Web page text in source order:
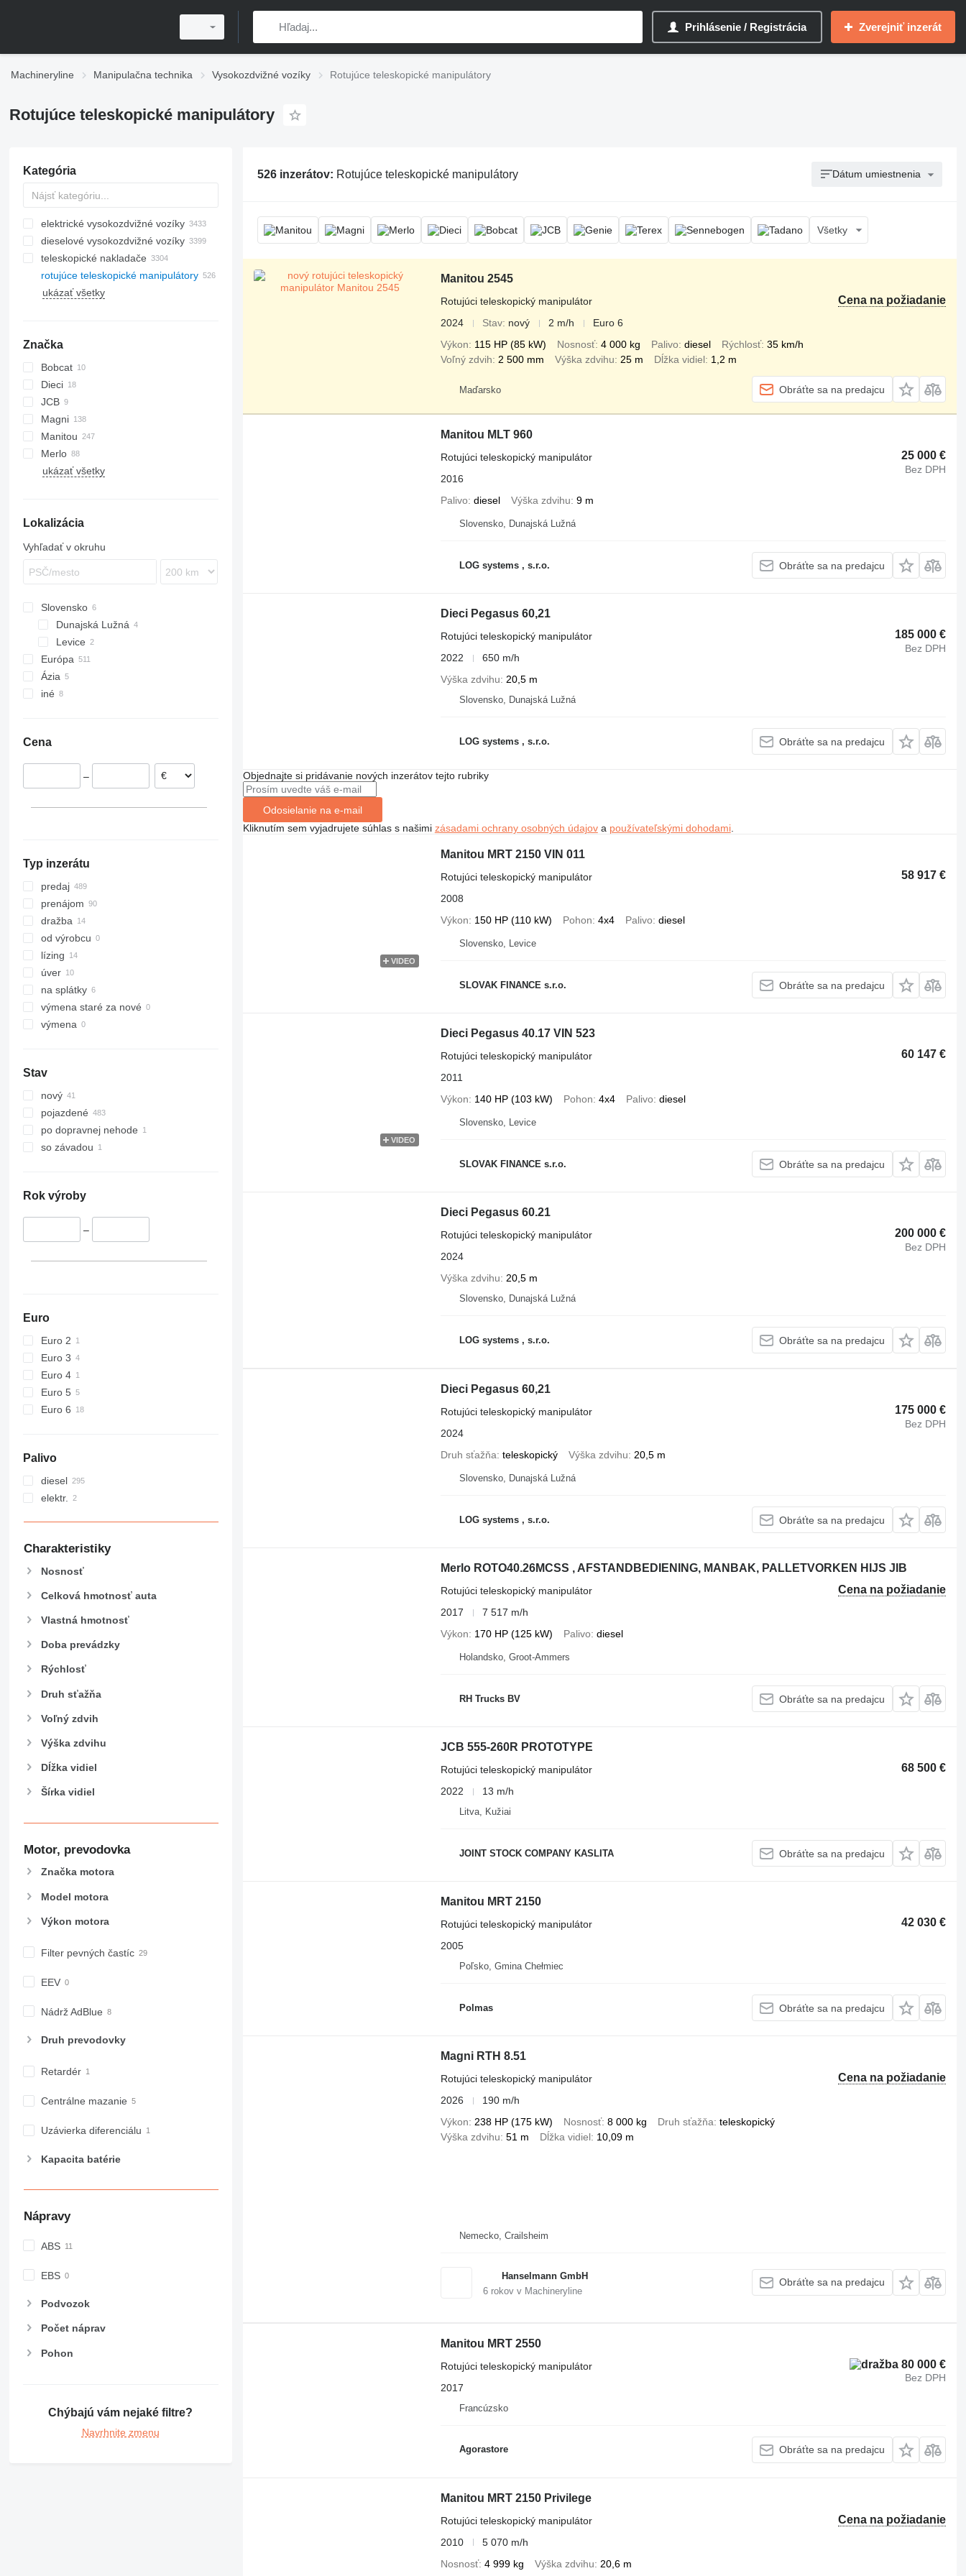
Prihlásenie / Registrácia Zverejniť inzerát
Machineryline Manipulačna technika Vysokozdvižné vozíky Rotujúce teleskopické manipulátory
Rotujúce teleskopické manipulátory
Kategória
elektrické vysokozdvižné vozíky
dieselové vysokozdvižné vozíky
teleskopické nakladače
rotujúce teleskopické manipulátory
ukázať všetky
Značka
Bobcat
Dieci
Pegasus
GTH
JCB
555-210R
555-260R
TLT
Magni
RTH
Manitou
MRT
MT
Merlo
ROTO
608
GR
Girolift
ukázať všetky
Lokalizácia
Vyhľadať v okruhu
Slovensko
Dunajská Lužná
Levice
Európa
Taliansko
Maďarsko
Ázia
iné
Čile
Cena
–
Typ inzerátu
predaj
prenájom
dražba
od výrobcu
lízing
úver
na splátky
výmena staré za nové
výmena
Stav
nový
pojazdené
po dopravnej nehode
so závadou
Rok výroby
–
Euro
Euro 2
Euro 3
Euro 4
Euro 5
Euro 6
Palivo
diesel
elektr.
Charakteristiky
Nosnosť
Celková hmotnosť auta
Vlastná hmotnosť
Doba prevádzky
Rýchlosť
Druh sťažňa
Voľný zdvih
Výška zdvihu
Dĺžka vidiel
Šírka vidiel
Motor, prevodovka
Značka motora
Model motora
Výkon motora
Filter pevných častíc
EEV
Nádrž AdBlue
Druh prevodovky
Retardér
Centrálne mazanie
Uzávierka diferenciálu
Kapacita batérie
Nápravy
ABS
EBS
Podvozok
Počet náprav
Pohon
Chýbajú vám nejaké filtre?
Navrhnite zmenu
526 inzerátov: Rotujúce teleskopické manipulátory Dátum umiestnenia
Všetky
Manitou 2545
Cena na požiadanie
Rotujúci teleskopický manipulátor
2024
Stav nový 2 m/h
Euro 6
Výkon
115 HP (85 kW) Nosnosť 4 000 kg Palivo diesel Rýchlosť 35 km/h
Voľný zdvih
2 500 mm Výška zdvihu 25 m Dĺžka vidiel 1,2 m
Maďarsko Obráťte sa na predajcu
Manitou MLT 960
25 000 €
Bez DPH
Rotujúci teleskopický manipulátor
2016
Palivo diesel Výška zdvihu 9 m
Slovensko, Dunajská Lužná
LOG systems , s.r.o. Obráťte sa na predajcu
Dieci Pegasus 60,21
185 000 €
Bez DPH
Rotujúci teleskopický manipulátor
2022
650 m/h
Výška zdvihu
20,5 m
Slovensko, Dunajská Lužná
LOG systems , s.r.o. Obráťte sa na predajcu
Objednajte si pridávanie nových inzerátov tejto rubriky
Odosielanie na e-mail
Kliknutím sem vyjadrujete súhlas s našimi zásadami ochrany osobných údajova používateľskými dohodami.
VIDEO
Manitou MRT 2150 VIN 011
58 917 €
Rotujúci teleskopický manipulátor
2008
Výkon
150 HP (110 kW) Pohon 4x4 Palivo diesel
Slovensko, Levice
SLOVAK FINANCE s.r.o. Obráťte sa na predajcu
VIDEO
Dieci Pegasus 40.17 VIN 523
60 147 €
Rotujúci teleskopický manipulátor
2011
Výkon
140 HP (103 kW) Pohon 4x4 Palivo diesel
Slovensko, Levice
SLOVAK FINANCE s.r.o. Obráťte sa na predajcu
Dieci Pegasus 60.21
200 000 €
Bez DPH
Rotujúci teleskopický manipulátor
2024
Výška zdvihu
20,5 m
Slovensko, Dunajská Lužná
LOG systems , s.r.o. Obráťte sa na predajcu
Dieci Pegasus 60,21
175 000 €
Bez DPH
Rotujúci teleskopický manipulátor
2024
Druh sťažňa teleskopický Výška zdvihu 20,5 m
Slovensko, Dunajská Lužná
LOG systems , s.r.o. Obráťte sa na predajcu
Merlo ROTO40.26MCSS , AFSTANDBEDIENING, MANBAK, PALLETVORKEN HIJS JIB
Cena na požiadanie
Rotujúci teleskopický manipulátor
2017
7 517 m/h
Výkon
170 HP (125 kW) Palivo diesel
Holandsko, Groot-Ammers
RH Trucks BV Obráťte sa na predajcu
JCB 555-260R PROTOTYPE
68 500 €
Rotujúci teleskopický manipulátor
2022
13 m/h
Litva, Kužiai
JOINT STOCK COMPANY KASLITA Obráťte sa na predajcu
Manitou MRT 2150
42 030 €
Rotujúci teleskopický manipulátor
2005
Poľsko, Gmina Chełmiec
Polmas Obráťte sa na predajcu
Magni RTH 8.51
Cena na požiadanie
Rotujúci teleskopický manipulátor
2026
190 m/h
Výkon
238 HP (175 kW) Nosnosť 8 000 kg Druh sťažňa teleskopický
Výška zdvihu 51 m Dĺžka vidiel 10,09 m
Nemecko, Crailsheim
Hanselmann GmbH
6rokov v Machineryline
Obráťte sa na predajcu
Manitou MRT 2550
80 000 €
Bez DPH
Rotujúci teleskopický manipulátor
2017
Francúzsko
Agorastore Obráťte sa na predajcu
Manitou MRT 2150 Privilege
Cena na požiadanie
Rotujúci teleskopický manipulátor
2010
5 070 m/h
Nosnosť 4 999 kg Výška zdvihu 20,6 m